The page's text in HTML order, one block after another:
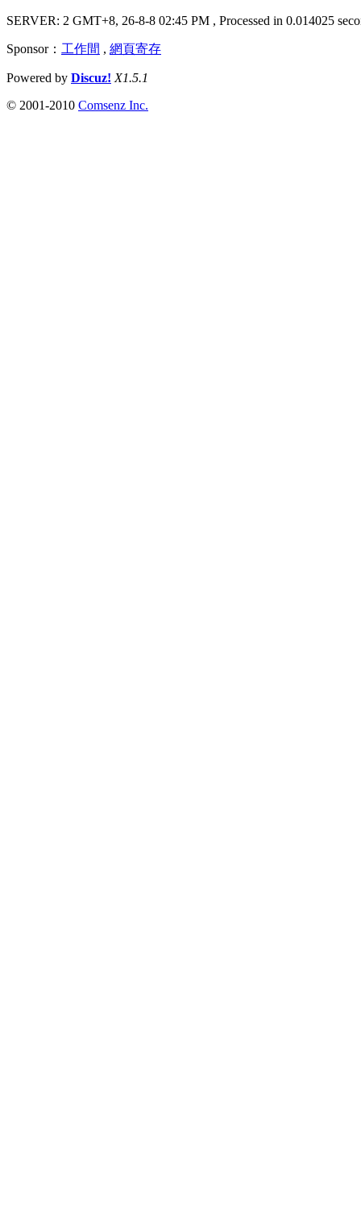
SERVER: 2 GMT+8, 26-8-8 02:45 PM , Processed in 0.014025
Sponsor： 工作間 , 網頁寄存
Powered by Discuz! X1.5.1
© 2001-2010 Comsenz Inc.